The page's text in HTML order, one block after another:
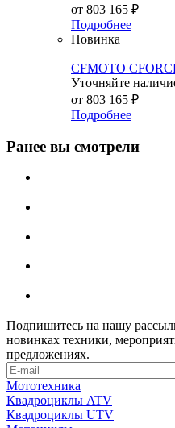
от 803 165 ₽
Подробнее
Новинка
CFMOTO
Уточняйте
от 803 165 ₽
Подробнее
Ранее вы смотрели
Подпишитесь на нашу
новинках техники,
предложениях.
Мототехника
Квадроциклы ATV
Квадроциклы UTV